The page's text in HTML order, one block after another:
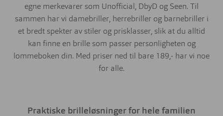
egne merkevarer som Unofficial, DbyD og Seen. Til
sammen har vi damebriller, herrebriller og barnebriller i
et bredt spekter av stiler og prisklasser, slik at du alltid
kan finne en brille som passer personligheten og
lommeboken din. Med priser ned til bare 189,- har vi noe
for alle.
Praktiske brilleløsninger for hele familien